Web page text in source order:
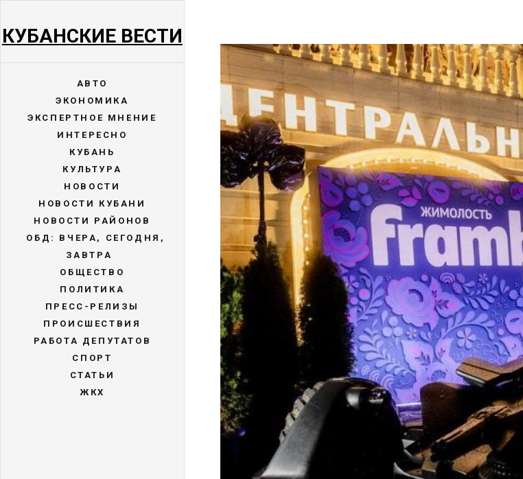
КУБАНСКИЕ ВЕСТИ
АВТО
ЭКОНОМИКА
ЭКСПЕРТНОЕ МНЕНИЕ
ИНТЕРЕСНО
КУБАНЬ
КУЛЬТУРА
НОВОСТИ
НОВОСТИ КУБАНИ
НОВОСТИ РАЙОНОВ
ОБД: ВЧЕРА, СЕГОДНЯ,
ЗАВТРА
ОБЩЕСТВО
ПОЛИТИКА
ПРЕСС-РЕЛИЗЫ
ПРОИСШЕСТВИЯ
РАБОТА ДЕПУТАТОВ
СПОРТ
СТАТЬИ
ЖКХ